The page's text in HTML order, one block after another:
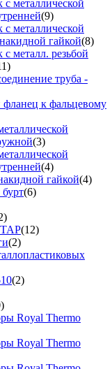
с металлической
(9)
с металлической
гайкой(8)
металл. резьбой
труба -
к фальцевому
(3)
(4)
гайкой(4)
(6)
(12)
(2)
(2)
Royal Thermo
Royal Thermo